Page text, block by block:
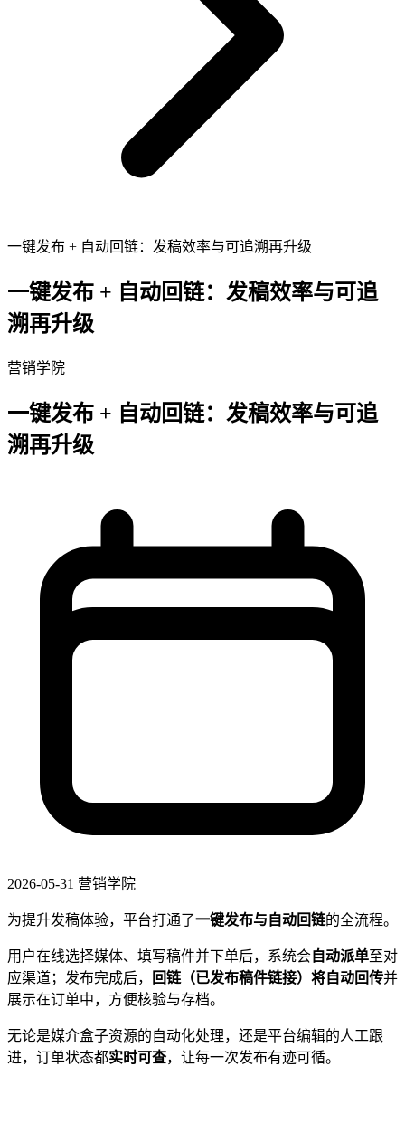
一键发布 + 自动回链：发稿效率与可追溯再升级
一键发布 + 自动回链：发稿效率与可追
溯再升级
营销学院
一键发布 + 自动回链：发稿效率与可追
溯再升级
2026-05-31 营销学院
为提升发稿体验，平台打通了一键发布与自动回链的全流程。
用户在线选择媒体、填写稿件并下单后，系统会自动派单至对
应渠道；发布完成后，
回链（已发布稿件链接）将自动回传并
展示在订单中，方便核验与存档。
无论是媒介盒子资源的自动化处理，还是平台编辑的人工跟
进，订单状态都实时可查，让每一次发布有迹可循。